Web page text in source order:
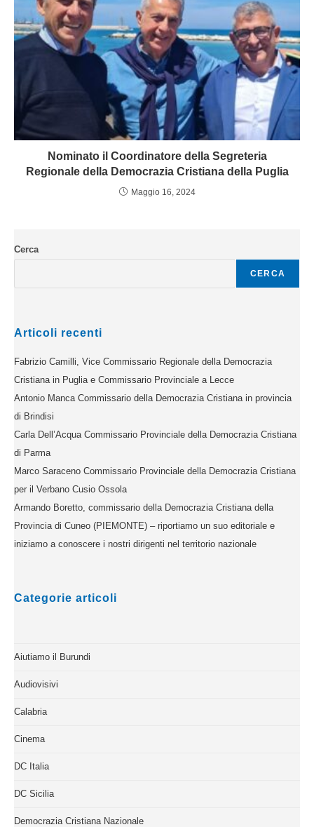
Nominato il Coordinatore della Segreteria
Regionale della Democrazia Cristiana della Puglia
Maggio 16, 2024
Cerca
CERCA
Articoli recenti
Fabrizio Camilli, Vice Commissario Regionale della Democrazia
Cristiana in Puglia e Commissario Provinciale a Lecce
Antonio Manca Commissario della Democrazia Cristiana in provincia
di Brindisi
Carla Dell’Acqua Commissario Provinciale della Democrazia Cristiana
di Parma
Marco Saraceno Commissario Provinciale della Democrazia Cristiana
per il Verbano Cusio Ossola
Armando Boretto, commissario della Democrazia Cristiana della
Provincia di Cuneo (PIEMONTE) – riportiamo un suo editoriale e
iniziamo a conoscere i nostri dirigenti nel territorio nazionale
Categorie articoli
Aiutiamo il Burundi
Audiovisivi
Calabria
Cinema
DC Italia
DC Sicilia
Democrazia Cristiana Nazionale